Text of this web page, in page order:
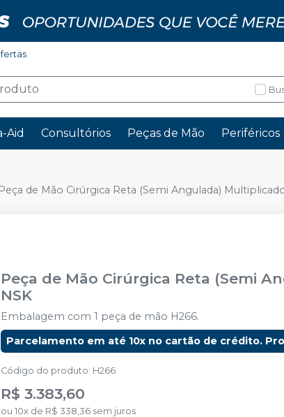
Aid Consultórios Peças de Mão Periféricos
Peça de Mão Cirúrgica Reta (Semi Angulada)
Peça de Mão Cirúrgica Reta (Semi
NSK
Embalagem com 1 peça de mão H266.
Parcelamento em até 10x no cartão de crédito.
Código do produto: H266
R$ 3.383,60
ou 10x de R$ 338,36 sem juros